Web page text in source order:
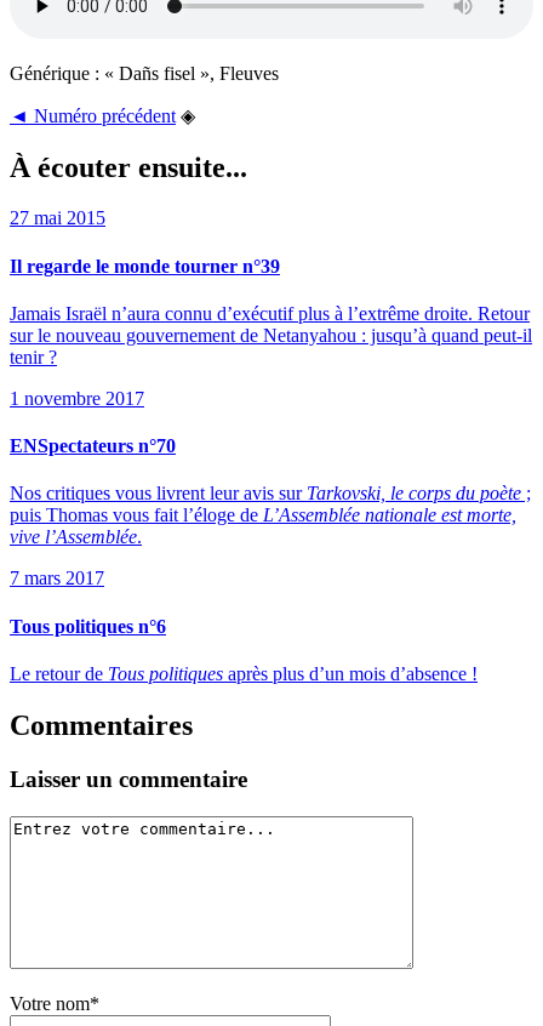
Générique : « Dañs fisel », Fleuves
◄ Numéro précédent ◈
À écouter ensuite...
27 mai 2015
Il regarde le monde tourner n°39
Jamais Israël n’aura connu d’exécutif plus à l’extrême droite. Retour
sur le nouveau gouvernement de Netanyahou : jusqu’à quand peut-il
tenir ?
1 novembre 2017
ENSpectateurs n°70
Nos critiques vous livrent leur avis sur Tarkovski, le corps du poète ;
puis Thomas vous fait l’éloge de L’Assemblée nationale est morte,
vive l’Assemblée.
7 mars 2017
Tous politiques n°6
Le retour de Tous politiques après plus d’un mois d’absence !
Commentaires
Laisser un commentaire
Votre nom*